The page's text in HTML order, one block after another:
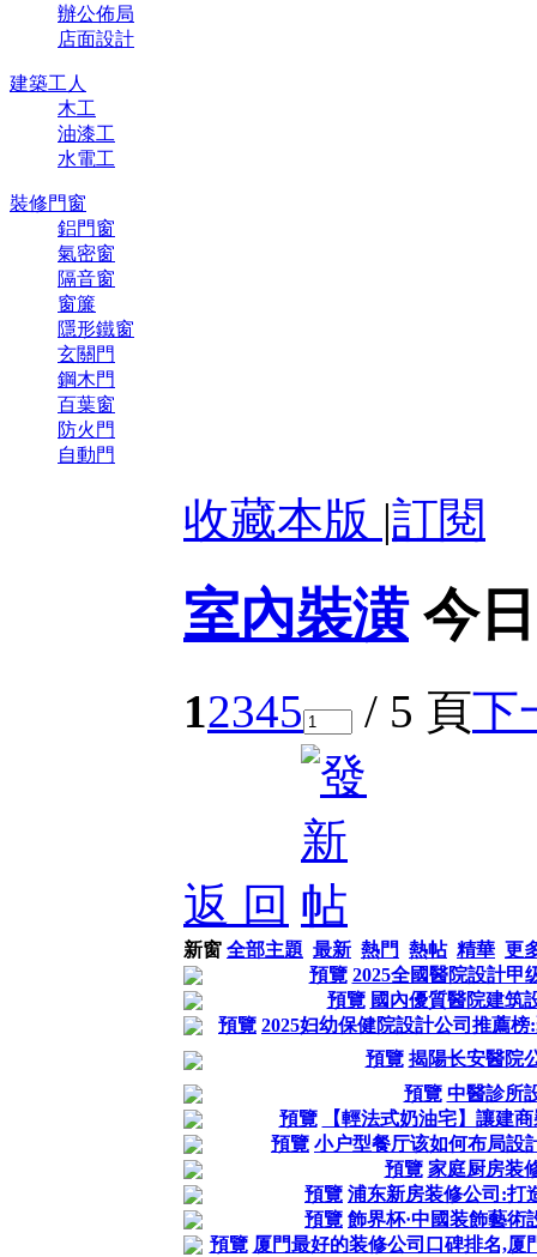
辦公佈局
店面設計
建築工人
木工
油漆工
水電工
裝修門窗
鋁門窗
氣密窗
隔音窗
窗簾
隱形鐵窗
玄關門
鋼木門
百葉窗
防火門
自動門
收藏本版 |訂閱
室內裝潢 今
12345 / 5 頁下
返 回
新窗 全部主題 最新 熱門 熱帖 精華 更
預覽 2025全國醫院設計甲
預覽 國內優質醫院建筑
預覽 2025妇幼保健院設計公司推薦
預覽 揭陽长安醫院
預覽 中醫診所
預覽
【輕法式奶油宅】讓建
預覽 小户型餐厅该如何布局設
預覽 家庭厨房装
預覽 浦东新房装修公司:打
預覽 飾界杯·中國装飾藝術
預覽 厦門最好的装修公司口碑排名,厦